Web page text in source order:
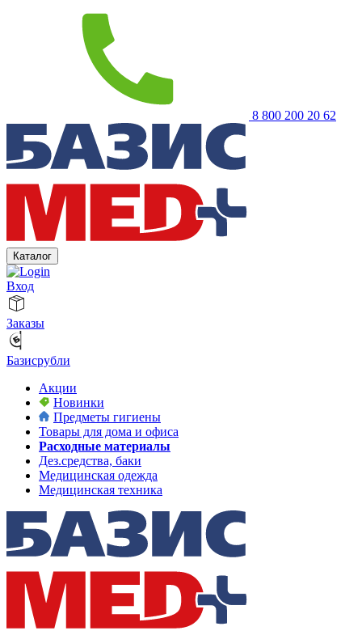
8 800 200 20 62
Каталог
Вход
Заказы
Базисрубли
Акции
Новинки
Предметы гигиены
Товары для дома и офиса
Расходные материалы
Дез.средства, баки
Медицинская одежда
Медицинская техника